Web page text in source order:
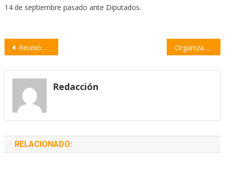
14 de septiembre pasado ante Diputados.
Navegación
entradas
Reunión en la Casa Blanca: Fernández le pidió a Biden mantener el apoyo en el FMI Organizan una jornada regional de BiciTurismo Saludable
Redacción
RELACIONADO: